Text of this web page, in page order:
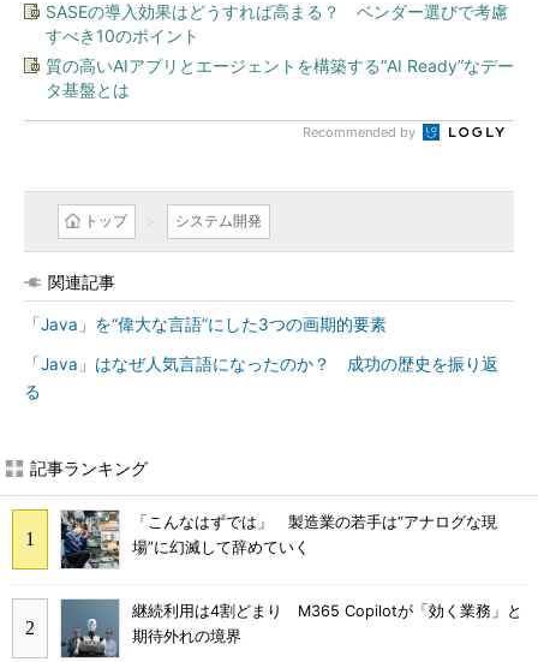
SASEの導入効果はどうすれば高まる？ ベンダー選びで考慮
すべき10のポイント
質の高いAIアプリとエージェントを構築する“AI Ready”なデー
タ基盤とは
Recommended by
トップ システム開発
関連記事
「Java」を“偉大な言語”にした3つの画期的要素
「Java」はなぜ人気言語になったのか？ 成功の歴史を振り返
る
記事ランキング
「こんなはずでは」 製造業の若手は“アナログな現
場”に幻滅して辞めていく
継続利用は4割どまり M365 Copilotが「効く業務」と
期待外れの境界